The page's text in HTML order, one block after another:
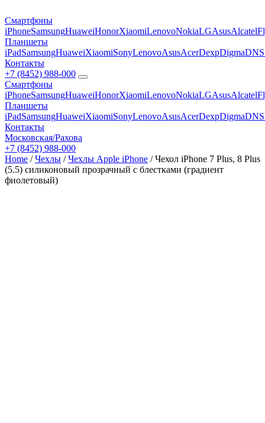
Смартфоны
iPhoneSamsungHuaweiHonorXiaomiLenovoNokiaLGAsusAlcatel
Планшеты
iPadSamsungHuaweiXiaomiSonyLenovoAsusAcerDexpDigmaDNS
Контакты
+7 (8452) 988-000
Смартфоны
iPhoneSamsungHuaweiHonorXiaomiLenovoNokiaLGAsusAlcatel
Планшеты
iPadSamsungHuaweiXiaomiSonyLenovoAsusAcerDexpDigmaDNS
Контакты
Московская/Рахова
+7 (8452) 988-000
Home /Чехлы /Чехлы Apple iPhone / Чехол iPhone 7 Plus, 8 Plus
(5.5) силиконовый прозрачный с блестками (градиент
фиолетовый)